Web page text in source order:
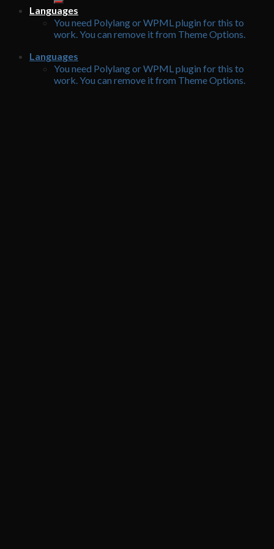
Languages
You need Polylang or WPML plugin for this to
work. You can remove it from Theme Options.
Languages
You need Polylang or WPML plugin for this to
work. You can remove it from Theme Options.